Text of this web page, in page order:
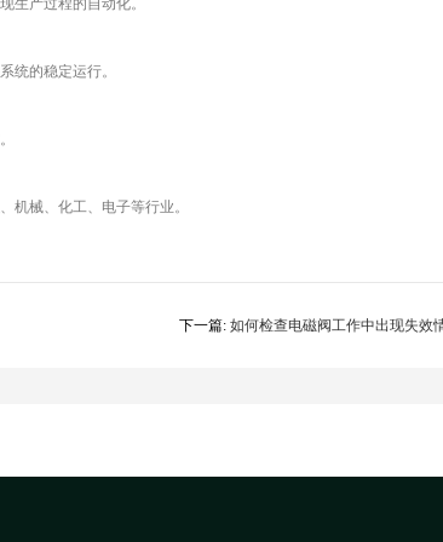
生产过程的自动化。
统的稳定运行。
机械、化工、电子等行业。
下一篇: 如何检查电磁阀工作中出现失效